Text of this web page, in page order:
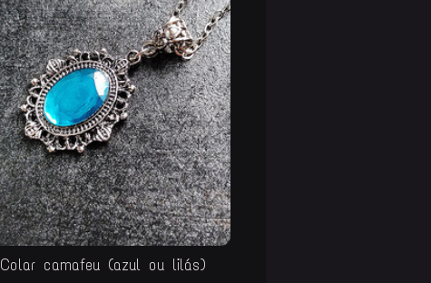
Colar camafeu (azul ou lilás)